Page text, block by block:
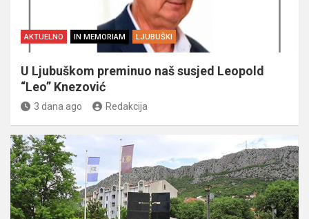
AKTUELNO IN MEMORIAM LJUBUŠKI
U Ljubuškom preminuo naš susjed Leopold
“Leo” Knezović
3 dana ago Redakcija